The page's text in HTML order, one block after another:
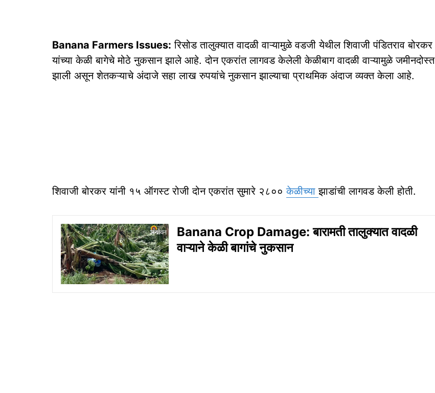
Banana Farmers Issues: रिसोड तालुक्यात वादळी वाऱ्यामुळे वडजी येथील शिवाजी पंडितराव बोरकर
यांच्या केळी बागेचे मोठे नुकसान झाले आहे. दोन एकरांत लागवड केलेली केळीबाग वादळी वाऱ्यामुळे जमीनदोस्त
झाली असून शेतकऱ्याचे अंदाजे सहा लाख रुपयांचे नुकसान झाल्याचा प्राथमिक अंदाज व्यक्त केला आहे.
शिवाजी बोरकर यांनी १५ ऑगस्ट रोजी दोन एकरांत सुमारे २८००केळीच्याझाडांची लागवड केली होती.
Banana Crop Damage: बारामती तालुक्यात वादळी
वाऱ्याने केळी बागांचे नुकसान